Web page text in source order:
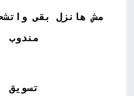
مش هانزل بقى
مندوب
تسويق